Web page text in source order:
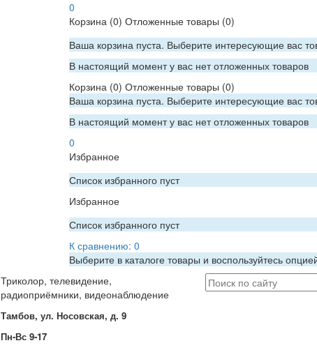
0
Корзина(0) Отложенные товары (0)
Ваша корзина пуста. Выберите интересующие вас
В настоящий момент у вас нет отложенных товаров
Корзина(0) Отложенные товары (0)
Ваша корзина пуста. Выберите интересующие вас
В настоящий момент у вас нет отложенных товаров
0
Избранное
Список избранного пуст
Избранное
Список избранного пуст
К сравнению: 0
Выберите в каталоге товары и воспользуйтесь
Триколор, телевидение,
радиоприёмники, видеонаблюдение
Тамбов, ул. Носовская, д. 9
Пн-Вс 9-17